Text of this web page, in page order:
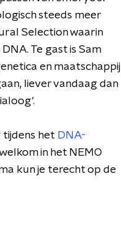
steeds meer
Selection waarin
Te gast is Sam
en maatschappij
liever vandaag dan
tijdens het DNA-
in het NEMO
kun je terecht op de